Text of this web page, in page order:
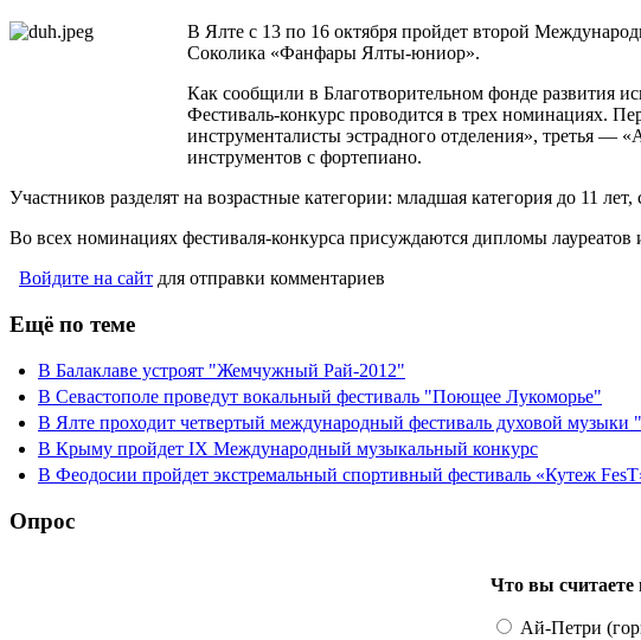
В Ялте с 13 по 16 октября пройдет второй
Соколика «Фанфары Ялты-юниор».
Как сообщили в Благотворительном фонде развития
Фестиваль-конкурс проводится в трех номинациях.
инструменталисты эстрадного отделения», третья —
инструментов с фортепиано.
Участников разделят на возрастные категории: младшая категория до 11
Во всех номинациях фестиваля-конкурса присуждаются дипломы
Войдите на сайт для отправки комментариев
Ещё по теме
В Балаклаве устроят "Жемчужный Рай-2012"
В Севастополе проведут вокальный фестиваль "Поющее Лукоморье"
В Ялте проходит четвертый международный фестиваль духовой
В Крыму пройдет IX Международный музыкальный конкурс
В Феодосии пройдет экстремальный спортивный фестиваль «Кутеж
Опрос
Что вы
Ай-Петри